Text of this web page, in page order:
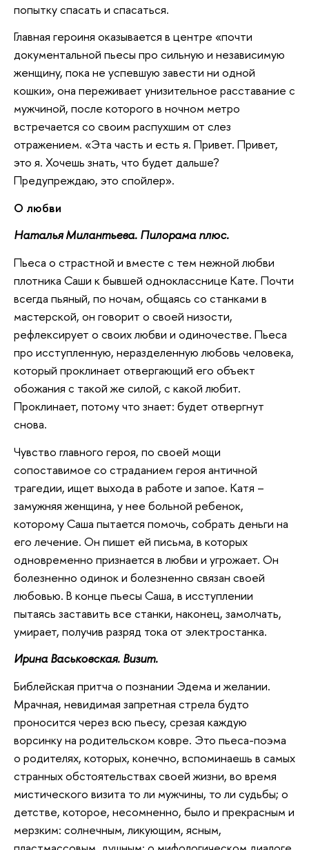
попытку спасать и спасаться.
Главная героиня оказывается в центре «почти
документальной пьесы про сильную и независимую
женщину, пока не успевшую завести ни одной
кошки», она переживает унизительное расставание с
мужчиной, после которого в ночном метро
встречается со своим распухшим от слез
отражением. «Эта часть и есть я. Привет. Привет,
это я. Хочешь знать, что будет дальше?
Предупреждаю, это спойлер».
О любви
Наталья Милантьева. Пилорама плюс.
Пьеса о страстной и вместе с тем нежной любви
плотника Саши к бывшей однокласснице Кате. Почти
всегда пьяный, по ночам, общаясь со станками в
мастерской, он говорит о своей низости,
рефлексирует о своих любви и одиночестве. Пьеса
про исступленную, неразделенную любовь человека,
который проклинает отвергающий его объект
обожания с такой же силой, с какой любит.
Проклинает, потому что знает: будет отвергнут
снова.
Чувство главного героя, по своей мощи
сопоставимое со страданием героя античной
трагедии, ищет выхода в работе и запое. Катя –
замужняя женщина, у нее больной ребенок,
которому Саша пытается помочь, собрать деньги на
его лечение. Он пишет ей письма, в которых
одновременно признается в любви и угрожает. Он
болезненно одинок и болезненно связан своей
любовью. В конце пьесы Саша, в исступлении
пытаясь заставить все станки, наконец, замолчать,
умирает, получив разряд тока от электростанка.
Ирина Васьковская. Визит.
Библейская притча о познании Эдема и желании.
Мрачная, невидимая запретная стрела будто
проносится через всю пьесу, срезая каждую
ворсинку на родительском ковре. Это пьеса-поэма
о родителях, которых, конечно, вспоминаешь в самых
странных обстоятельствах своей жизни, во время
мистического визита то ли мужчины, то ли судьбы; о
детстве, которое, несомненно, было и прекрасным и
мерзким: солнечным, ликующим, ясным,